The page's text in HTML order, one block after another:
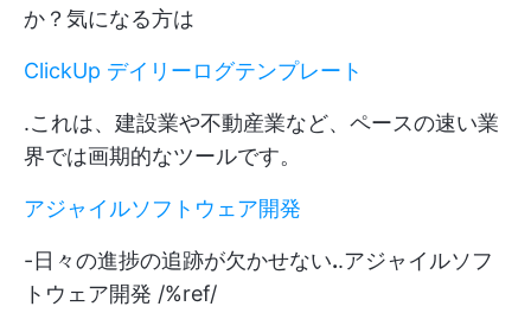
か？気になる方は
ClickUp デイリーログテンプレート
.これは、建設業や不動産業など、ペースの速い業
界では画期的なツールです。
アジャイルソフトウェア開発
-日々の進捗の追跡が欠かせない..アジャイルソフ
トウェア開発 /%ref/